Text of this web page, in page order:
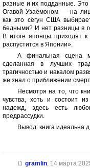
разные и их подданные. Это
Огавой Узаемоном — на
как это сёгун США
бедными? И нет разницы в
В итоге японцы приходят к
распустится в Японии».
А финальная сцена
сделанная в лучших
трагичностью и накалом
же знал о приближении
Несмотря на то, что
чувства, хоть и состоит
надежд, здесь есть
предрассудки.
Вывод: книга идеальна
gramlin, 14 марта